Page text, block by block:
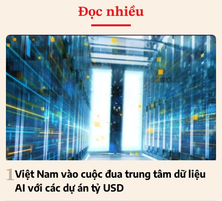
Đọc nhiều
1Việt Nam vào cuộc đua trung tâm dữ liệu
AI với các dự án tỷ USD